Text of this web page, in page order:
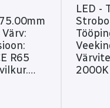
R65
LED -
Strobo
2000K Korpuse värvus:Must